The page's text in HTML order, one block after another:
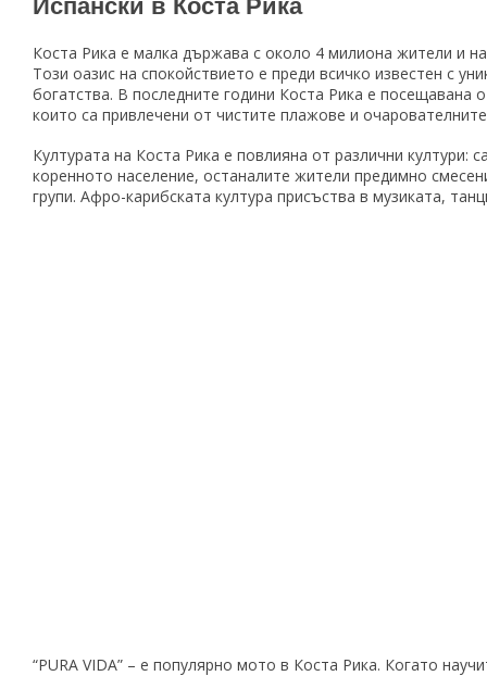
Испански в Коста Рика
Коста Рика е малка държава с около 4 милиона жители и
Този оазис на спокойствието е преди всичко известен с
богатства. В последните години Коста Рика е посещавана
които са привлечени от чистите плажове и
Културата на Коста Рика е повлияна от различни култури:
коренното население, останалите жители предимно
групи. Афро-карибската култура присъства в музиката,
“PURA VIDA” – е популярно мото в Коста Рика. Когато